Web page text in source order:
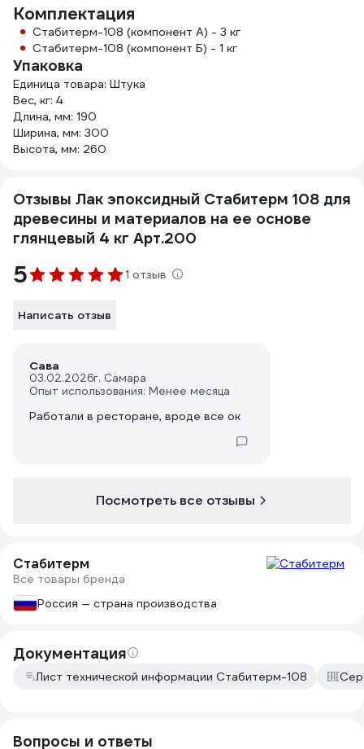
Комплектация
Стабитерм-108 (компонент А) - 3 кг
Стабитерм-108 (компонент Б) - 1 кг
Упаковка
Единица товара: Штука
Вес, кг: 4
Длина, мм: 190
Ширина, мм: 300
Высота, мм: 260
Отзывы Лак эпоксидный Стабитерм 108 для
древесины и материалов на ее основе
глянцевый 4 кг Арт.200
5 1 отзыв
Написать отзыв
Сава
03.02.2026г. Самара
Опыт использования: Менее месяца
Работали в ресторане, вроде все ок
Посмотреть все отзывы
Стабитерм
Все товары бренда
Россия — страна производства
Документация
Лист технической информации Стабитерм-108
Вопросы и ответы